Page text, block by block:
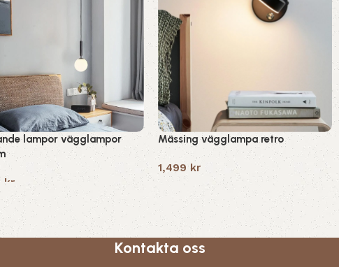
lampor vägglampor
kr
Mässing vägglampa retro
1,499kr
Kontakta oss